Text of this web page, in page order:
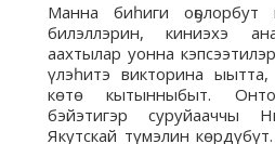
Манна биһиги оҕолорбут
билэллэрин, киниэхэ
аахтылар уонна
үлэһитэ викторина
көтө кытынныбыт.
бэйэтигэр суруйааччы
Якутскай түмэлин